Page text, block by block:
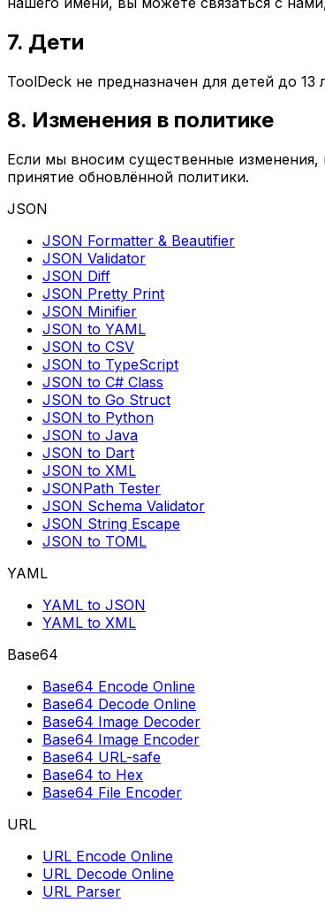
7. Дети
ToolDeck не предназначен для детей до
8. Изменения в политике
Если мы вносим существенные
принятие обновлённой политики.
JSON
JSON Formatter & Beautifier
JSON Validator
JSON Diff
JSON Pretty Print
JSON Minifier
JSON to YAML
JSON to CSV
JSON to TypeScript
JSON to C# Class
JSON to Go Struct
JSON to Python
JSON to Java
JSON to Dart
JSON to XML
JSONPath Tester
JSON Schema Validator
JSON String Escape
JSON to TOML
YAML
YAML to JSON
YAML to XML
Base64
Base64 Encode Online
Base64 Decode Online
Base64 Image Decoder
Base64 Image Encoder
Base64 URL-safe
Base64 to Hex
Base64 File Encoder
URL
URL Encode Online
URL Decode Online
URL Parser